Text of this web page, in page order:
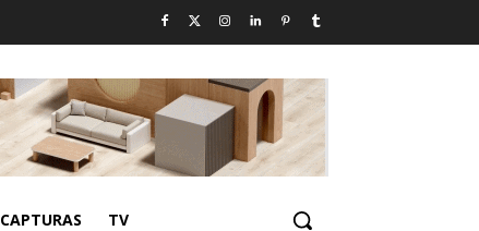
CAPTURAS TV